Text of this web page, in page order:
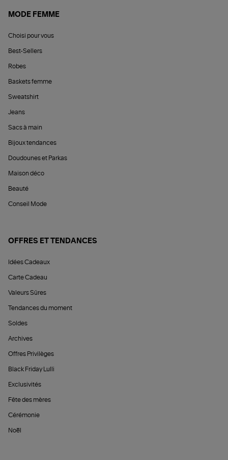
MODE FEMME
Choisi pour vous
Best-Sellers
Robes
Baskets femme
Sweatshirt
Jeans
Sacs à main
Bijoux tendances
Doudounes et Parkas
Maison déco
Beauté
Conseil Mode
OFFRES ET TENDANCES
Idées Cadeaux
Carte Cadeau
Valeurs Sûres
Tendances du moment
Soldes
Archives
Offres Privilèges
Black Friday Lulli
Exclusivités
Fête des mères
Cérémonie
Noël